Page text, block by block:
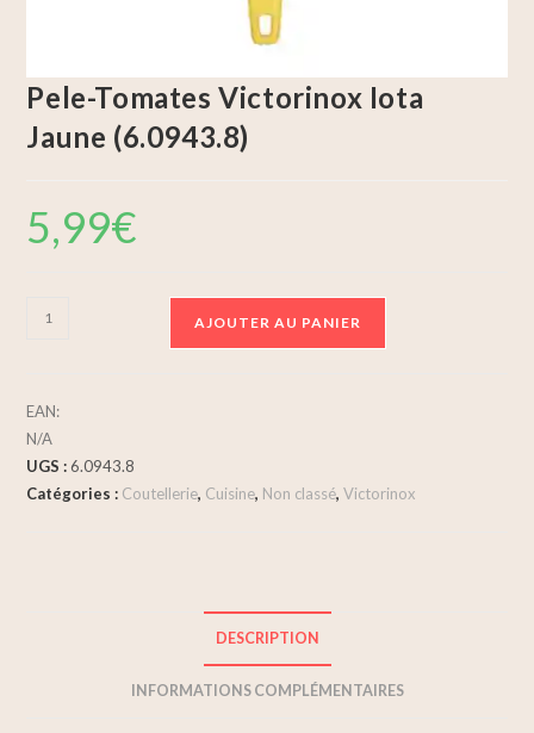
Pele-Tomates Victorinox Iota
Jaune (6.0943.8)
5,99€
AJOUTER AU PANIER
EAN:
N/A
UGS :6.0943.8
Catégories : Coutellerie, Cuisine, Non classé,Victorinox
DESCRIPTION
INFORMATIONS COMPLÉMENTAIRES